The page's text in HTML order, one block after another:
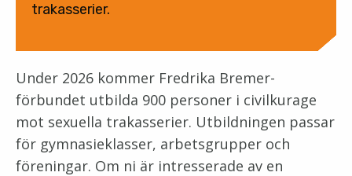
trakasserier.
Under 2026 kommer Fredrika Bremer-
förbundet utbilda 900 personer i civilkurage
mot sexuella trakasserier. Utbildningen passar
för gymnasieklasser, arbetsgrupper och
föreningar. Om ni är intresserade av en